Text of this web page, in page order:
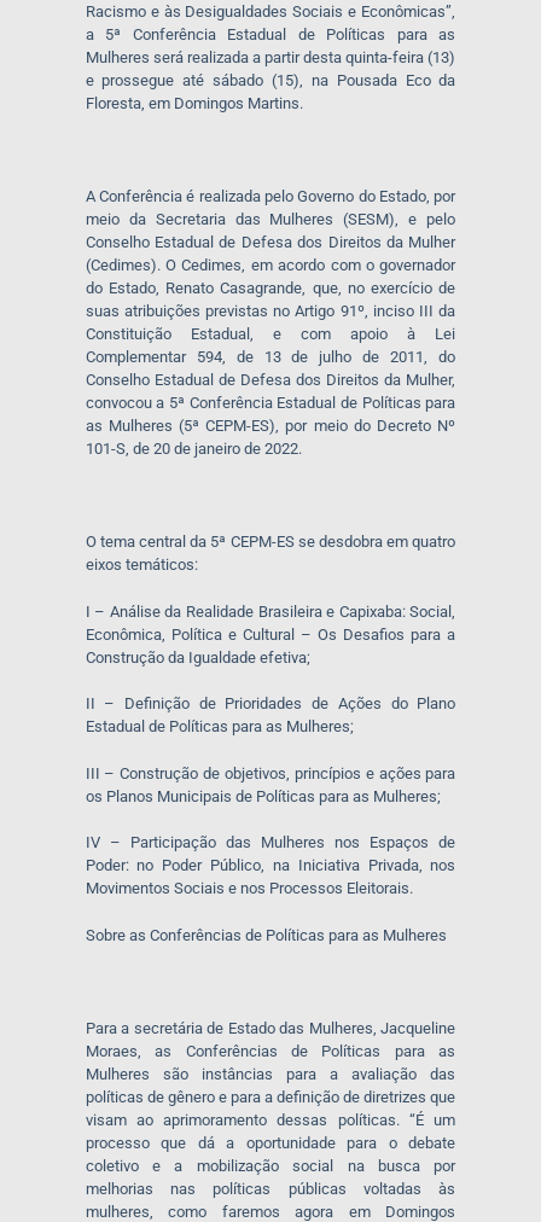
Racismo e às Desigualdades Sociais e Econômicas”,
a 5ª Conferência Estadual de Políticas para as
Mulheres será realizada a partir desta quinta-feira (13)
e prossegue até sábado (15), na Pousada Eco da
Floresta, em Domingos Martins.
A Conferência é realizada pelo Governo do Estado, por
meio da Secretaria das Mulheres (SESM), e pelo
Conselho Estadual de Defesa dos Direitos da Mulher
(Cedimes). O Cedimes, em acordo com o governador
do Estado, Renato Casagrande, que, no exercício de
suas atribuições previstas no Artigo 91º, inciso III da
Constituição Estadual, e com apoio à Lei
Complementar 594, de 13 de julho de 2011, do
Conselho Estadual de Defesa dos Direitos da Mulher,
convocou a 5ª Conferência Estadual de Políticas para
as Mulheres (5ª CEPM-ES), por meio do Decreto Nº
101-S, de 20 de janeiro de 2022.
O tema central da 5ª CEPM-ES se desdobra em quatro
eixos temáticos:
I – Análise da Realidade Brasileira e Capixaba: Social,
Econômica, Política e Cultural – Os Desafios para a
Construção da Igualdade efetiva;
II – Definição de Prioridades de Ações do Plano
Estadual de Políticas para as Mulheres;
III – Construção de objetivos, princípios e ações para
os Planos Municipais de Políticas para as Mulheres;
IV – Participação das Mulheres nos Espaços de
Poder: no Poder Público, na Iniciativa Privada, nos
Movimentos Sociais e nos Processos Eleitorais.
Sobre as Conferências de Políticas para as Mulheres
Para a secretária de Estado das Mulheres, Jacqueline
Moraes, as Conferências de Políticas para as
Mulheres são instâncias para a avaliação das
políticas de gênero e para a definição de diretrizes que
visam ao aprimoramento dessas políticas. “É um
processo que dá a oportunidade para o debate
coletivo e a mobilização social na busca por
melhorias nas políticas públicas voltadas às
mulheres, como faremos agora em Domingos